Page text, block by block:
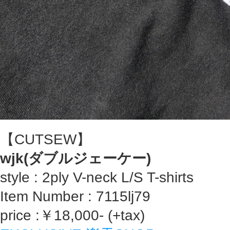
【CUTSEW】
wjk(ダブルジェーケー)
style : 2ply V-neck L/S T-shirts
Item Number : 7115lj79
price :￥18,000- (+tax)